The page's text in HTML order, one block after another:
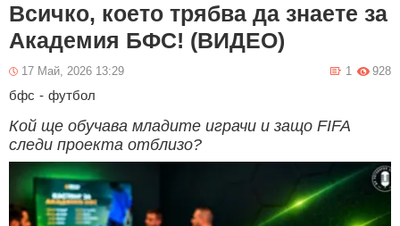
Всичко, което трябва да знаете за
Академия БФС! (ВИДЕО)
17 Май, 2026 13:29 928
1
бфс - футбол
Кой ще обучава младите играчи и защо FIFA
следи проекта отблизо?